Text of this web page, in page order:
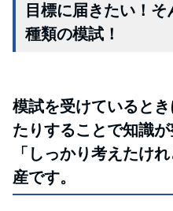
目標に届きたい！
種類の模試！
模試を受けていると
たりすることで知識が
「しっかり考えたけ
産です。